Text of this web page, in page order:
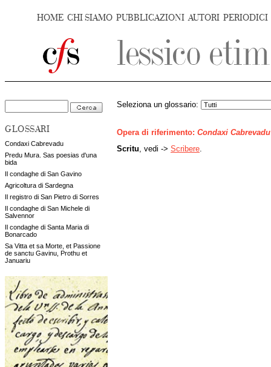
HOME CHI SIAMO PUBBLICAZIONI AUTORI PERIODICI
GLOSSARI
Condaxi Cabrevadu
Predu Mura. Sas poesias d'una
bida
Il condaghe di San Gavino
Agricoltura di Sardegna
Il registro di San Pietro di Sorres
Il condaghe di San Michele di
Salvennor
Il condaghe di Santa Maria di
Bonarcado
Sa Vitta et sa Morte, et Passione
de sanctu Gavinu, Prothu et
Januariu
Seleziona un glossario:
Opera di riferimento: Condaxi Cabrevadu
Scritu , vedi -> Scribere